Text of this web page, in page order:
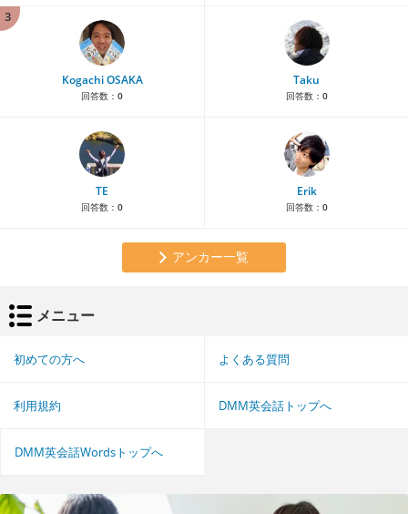
3
Kogachi OSAKA
回答数： 0
Taku
回答数： 0
TE
回答数： 0
Erik
回答数： 0
アンカー一覧
メニュー
初めての方へ よくある質問
利用規約 DMM英会話トップへ
DMM英会話Wordsトップへ